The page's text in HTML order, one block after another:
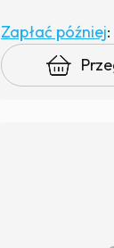
Zapłać później: